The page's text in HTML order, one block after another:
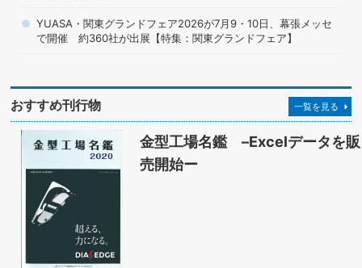
YUASA・関東グランドフェア2026が7月9・10日、幕張メッセ
で開催 約360社が出展【特集：関東グランドフェア】
おすすめ刊行物 一覧を見る
金型工場名鑑 –Excelデータを販
売開始ー